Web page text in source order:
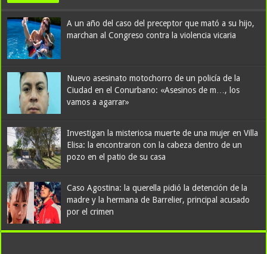
Lionel Messi va por otro título con Inter Miami: arranca la nueva
Leagues Cup con un formato inédito y más candidatos que nunca
A un año del caso del preceptor que mató a su hijo,
marchan al Congreso contra la violencia vicaria
Nuevo asesinato motochorro de un policía de la
Ciudad en el Conurbano: «Asesinos de m…, los
vamos a agarrar»
Investigan la misteriosa muerte de una mujer en Villa
Elisa: la encontraron con la cabeza dentro de un
pozo en el patio de su casa
Caso Agostina: la querella pidió la detención de la
madre y la hermana de Barrelier, principal acusado
por el crimen